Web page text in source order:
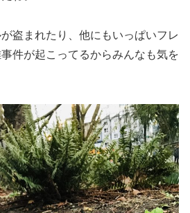
盗まれたり、他にもいっぱいフレ
件が起こってるからみんなも気を